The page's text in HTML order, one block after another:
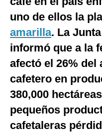
España
Internacional
Tecnología
Club del Suscriptor
Mix
G de Gestión
uno de ellos la
amarilla. La
informó que a la
afectó el 26% del
cafetero en
380,000
pequeños
cafetaleras